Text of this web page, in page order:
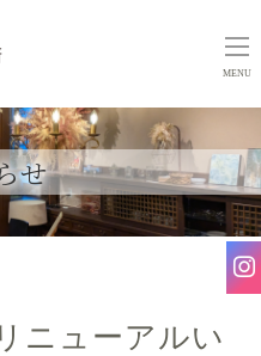
MENU
せ
ニューアルい